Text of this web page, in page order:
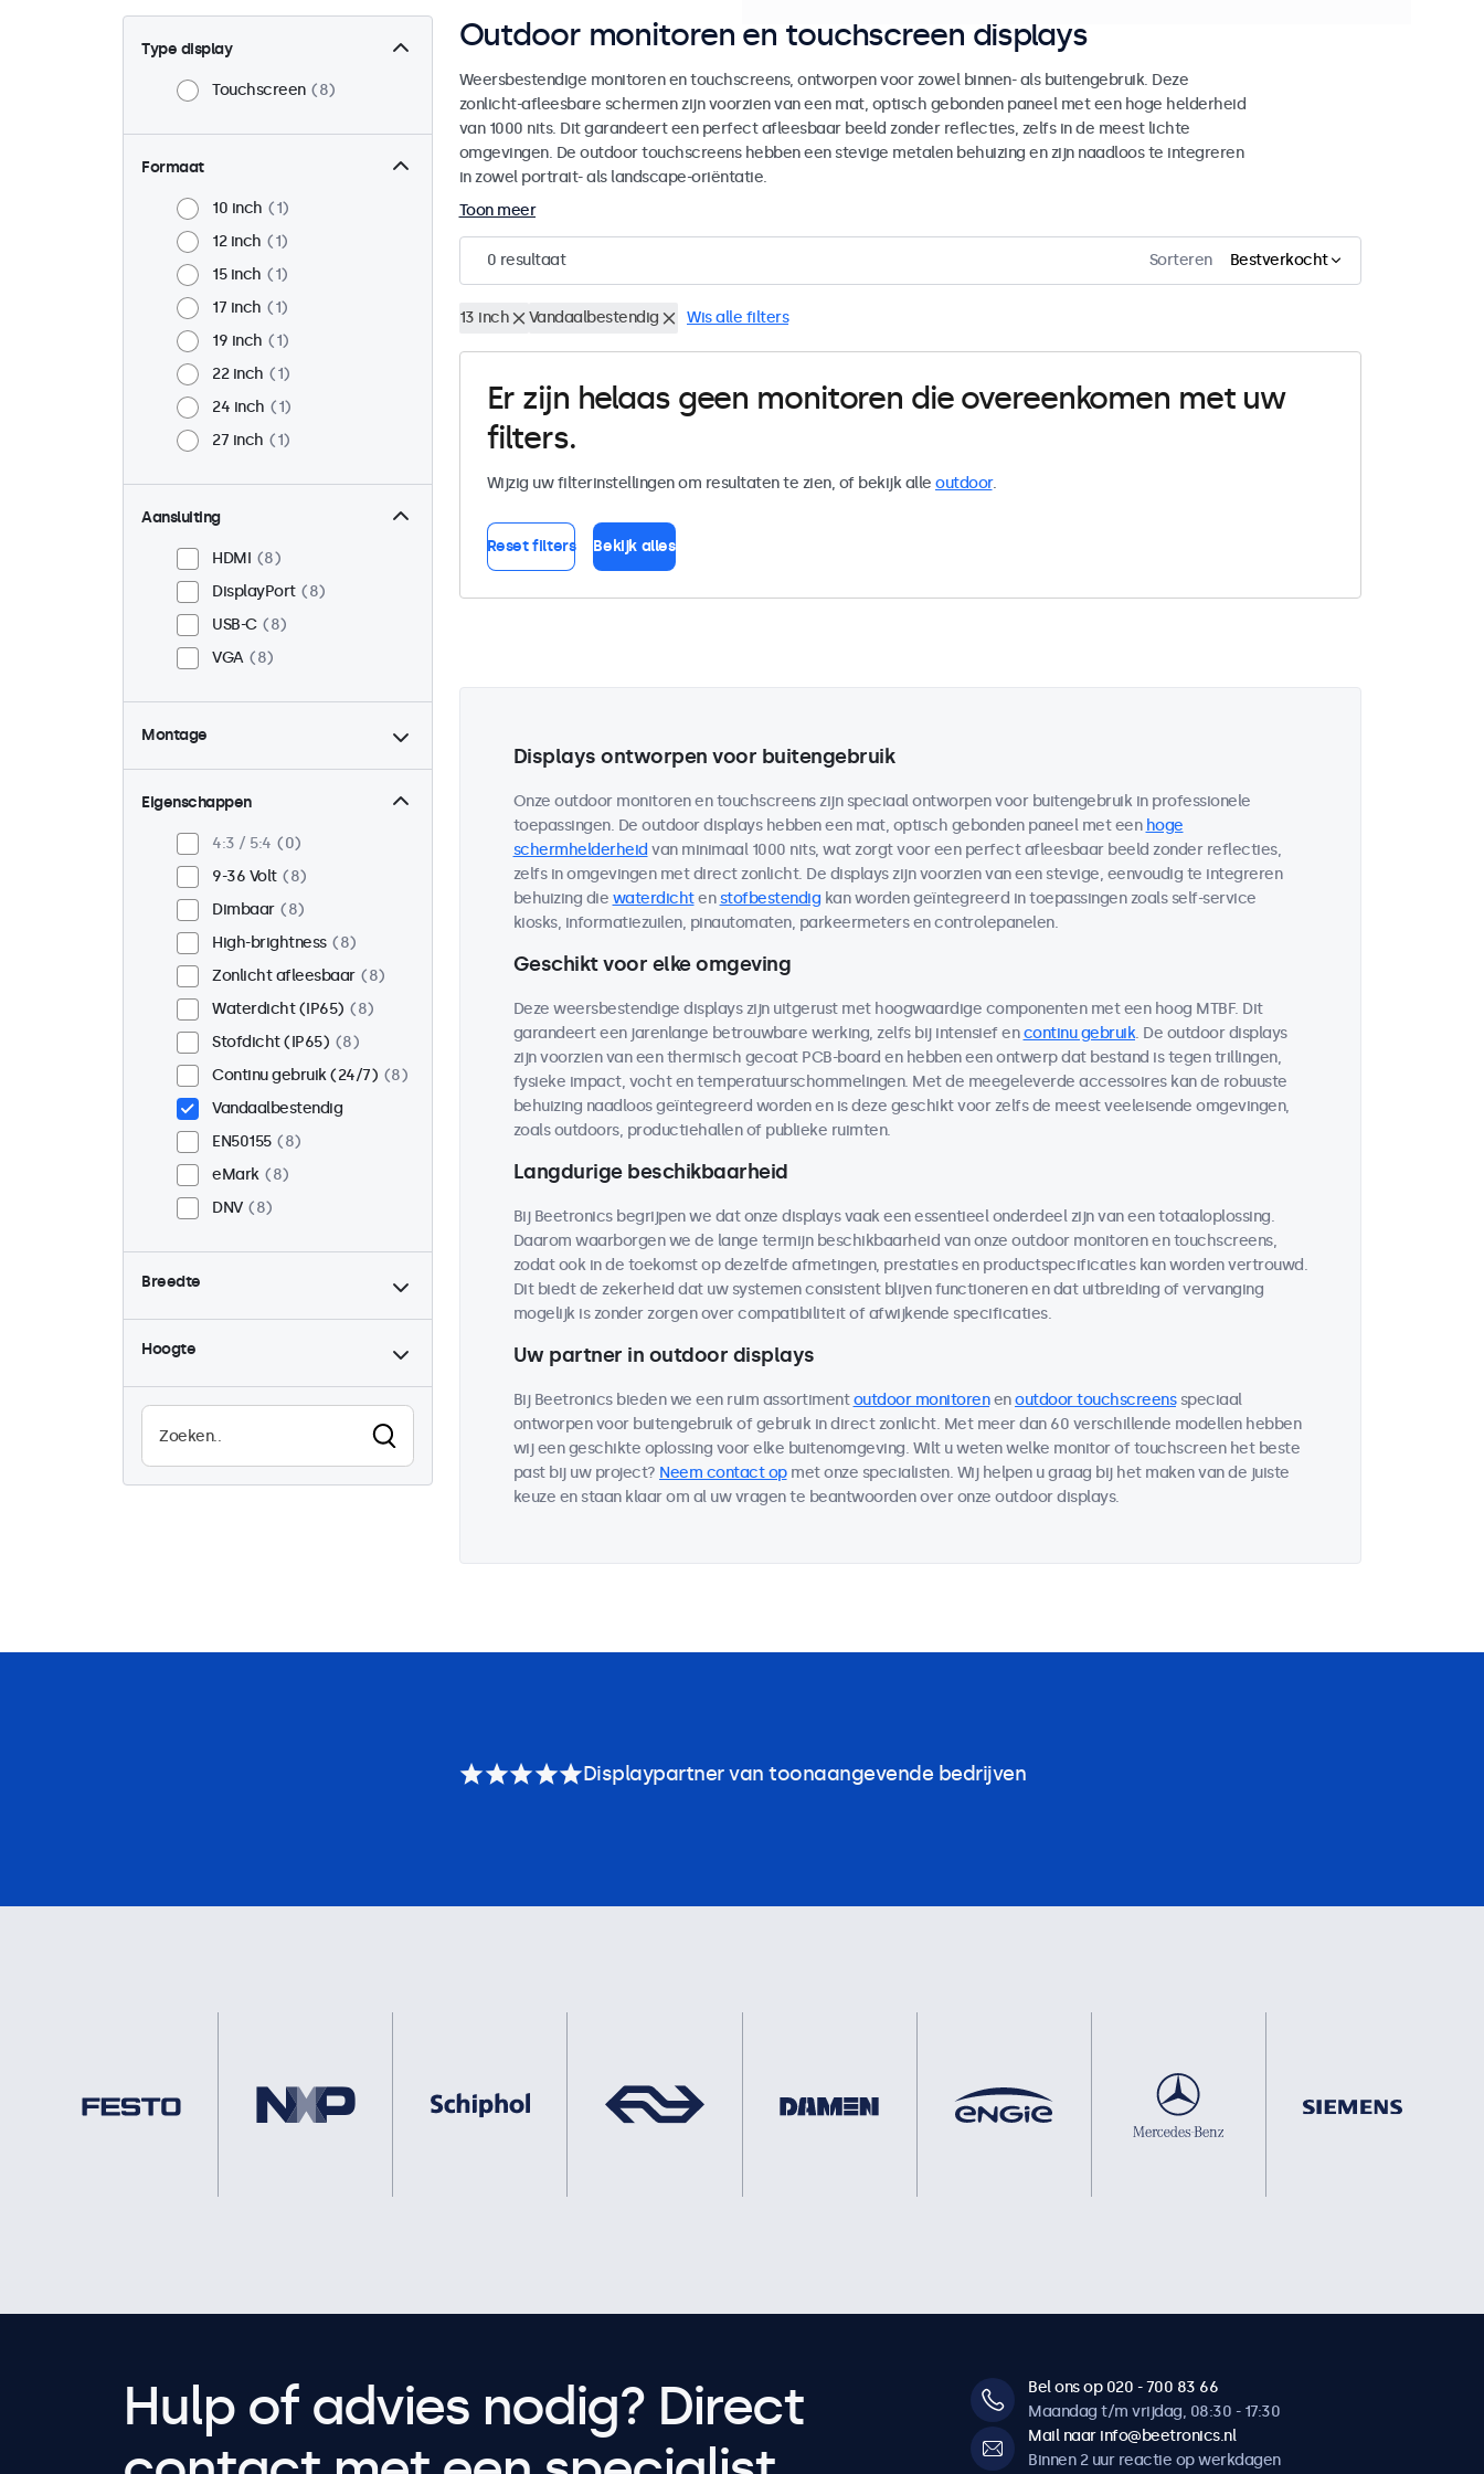
Type display
Touchscreen 8
Formaat
10 inch
1
12 inch
1
15 inch
1
17 inch
1
19 inch
1
22 inch
1
24 inch
1
27 inch
1
Aansluiting
HDMI
8
DisplayPort
8
USB-C
8
VGA
8
Montage
Panel mount
8
Inbouw
VESA 75 x 75
VESA 100 x 100
Eigenschappen
4:3 / 5:4
0
9-36 Volt
8
Dimbaar
8
High-brightness
8
Zonlicht afleesbaar
8
Waterdicht (IP65)
8
Stofdicht (IP65)
8
Continu gebruik (24/7)
8
Vandaalbestendig
EN50155
8
eMark
8
DNV
8
Breedte
Hoogte
Outdoor monitoren en touchscreen displays
Weersbestendige monitoren en touchscreens, ontworpen voor zowel binnen- als buitengebruik. Deze
zonlicht-afleesbare schermen zijn voorzien van een mat, optisch gebonden paneel met een hoge helderheid
van 1000 nits. Dit garandeert een perfect afleesbaar beeld zonder reflecties, zelfs in de meest lichte
omgevingen. De outdoor touchscreens hebben een stevige metalen behuizing en zijn naadloos te integreren
in zowel portrait- als landscape-oriëntatie.
Toon meer
0 resultaat Sorteren Bestverkocht
13 inch Vandaalbestendig Wis alle filters
Er zijn helaas geen monitoren die overeenkomen met uw
filters.
Wijzig uw filterinstellingen om resultaten te zien, of bekijk alle outdoor.
Reset filters Bekijk alles
Displays ontworpen voor buitengebruik
Onze outdoor monitoren en touchscreens zijn speciaal ontworpen voor buitengebruik in professionele
toepassingen. De outdoor displays hebben een mat, optisch gebonden paneel met een hoge
schermhelderheid van minimaal 1000 nits, wat zorgt voor een perfect afleesbaar beeld zonder reflecties,
zelfs in omgevingen met direct zonlicht. De displays zijn voorzien van een stevige, eenvoudig te integreren
behuizing die waterdichtenstofbestendig kan worden geïntegreerd in toepassingen zoals self-service
kiosks, informatiezuilen, pinautomaten, parkeermeters en controlepanelen.
Geschikt voor elke omgeving
Deze weersbestendige displays zijn uitgerust met hoogwaardige componenten met een hoog MTBF. Dit
garandeert een jarenlange betrouwbare werking, zelfs bij intensief encontinu gebruik. De outdoor displays
zijn voorzien van een thermisch gecoat PCB-board en hebben een ontwerp dat bestand is tegen trillingen,
fysieke impact, vocht en temperatuurschommelingen. Met de meegeleverde accessoires kan de robuuste
behuizing naadloos geïntegreerd worden en is deze geschikt voor zelfs de meest veeleisende omgevingen,
zoals outdoors, productiehallen of publieke ruimten.
Langdurige beschikbaarheid
Bij Beetronics begrijpen we dat onze displays vaak een essentieel onderdeel zijn van een totaaloplossing.
Daarom waarborgen we de lange termijn beschikbaarheid van onze outdoor monitoren en touchscreens,
zodat ook in de toekomst op dezelfde afmetingen, prestaties en productspecificaties kan worden vertrouwd.
Dit biedt de zekerheid dat uw systemen consistent blijven functioneren en dat uitbreiding of vervanging
mogelijk is zonder zorgen over compatibiliteit of afwijkende specificaties.
Uw partner in outdoor displays
Bij Beetronics bieden we een ruim assortimentoutdoor monitorenenoutdoor touchscreensspeciaal
ontworpen voor buitengebruik of gebruik in direct zonlicht. Met meer dan 60 verschillende modellen hebben
wij een geschikte oplossing voor elke buitenomgeving. Wilt u weten welke monitor of touchscreen het beste
past bij uw project? Neem contact opmet onze specialisten. Wij helpen u graag bij het maken van de juiste
keuze en staan klaar om al uw vragen te beantwoorden over onze outdoor displays.
Displaypartner van toonaangevende bedrijven
Hulp of advies nodig? Direct
Bel ons op 020 - 700 83 66
Maandag t/m vrijdag, 08:30 - 17:30
Mail naar info@beetronics.nl
Binnen 2 uur reactie op werkdagen